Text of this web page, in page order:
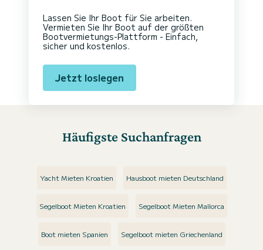
Lassen Sie Ihr Boot für Sie arbeiten.
Vermieten Sie Ihr Boot auf der größten
Bootvermietungs-Plattform - Einfach,
sicher und kostenlos.
Jetzt loslegen
Häufigste Suchanfragen
Yacht Mieten Kroatien Hausboot mieten Deutschland
Segelboot Mieten Kroatien Segelboot Mieten Mallorca
Boot mieten Spanien Segelboot mieten Griechenland